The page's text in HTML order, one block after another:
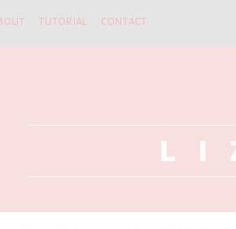
TUTORIAL CONTACT